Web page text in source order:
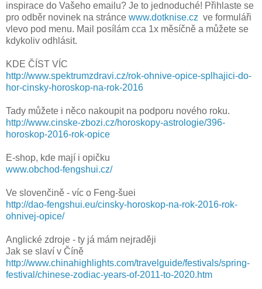
inspirace do Vašeho emailu? Je to jednoduché! Přihlaste se
pro odběr novinek na stránce www.dotknise.cz ve formuláři
vlevo pod menu. Mail posílám cca 1x měsíčně a můžete se
kdykoliv odhlásit.
KDE ČÍST VÍC
http://www.spektrumzdravi.cz/rok-ohnive-opice-splhajici-do-
hor-cinsky-horoskop-na-rok-2016
Tady můžete i něco nakoupit na podporu nového roku.
http://www.cinske-zbozi.cz/horoskopy-astrologie/396-
horoskop-2016-rok-opice
E-shop, kde mají i opičku
www.obchod-fengshui.cz/
Ve slovenčině - víc o Feng-šuei
http://dao-fengshui.eu/cinsky-horoskop-na-rok-2016-rok-
ohnivej-opice/
Anglické zdroje - ty já mám nejraději
Jak se slaví v Číně
http://www.chinahighlights.com/travelguide/festivals/spring-
festival/chinese-zodiac-years-of-2011-to-2020.htm